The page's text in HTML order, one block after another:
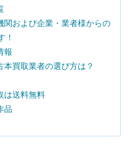
関および企業・業者様からの
！
報
買取業者の選び方は？
は送料無料
品